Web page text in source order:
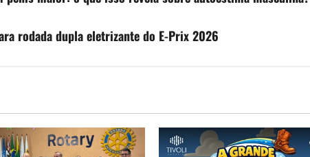
rodada dupla eletrizante do E-Prix 2026